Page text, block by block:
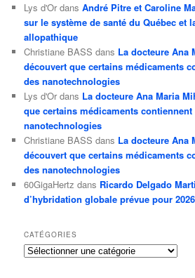
Lys d'Or dansAndré Pitre et Caroline
sur le système de santé du Québec et
allopathique
Christiane BASS dans La docteure Ana
découvert que certains médicaments
des nanotechnologies
Lys d'Or dans La docteure Ana Maria
que certains médicaments contiennent
nanotechnologies
Christiane BASS dans La docteure Ana
découvert que certains médicaments
des nanotechnologies
60GigaHertz dans Ricardo Delgado
d’hybridation globale prévue pour 2026
CATÉGORIES
Catégories